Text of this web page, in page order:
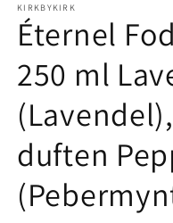
KIRKBYKIRK
Éternel
250 ml
duften